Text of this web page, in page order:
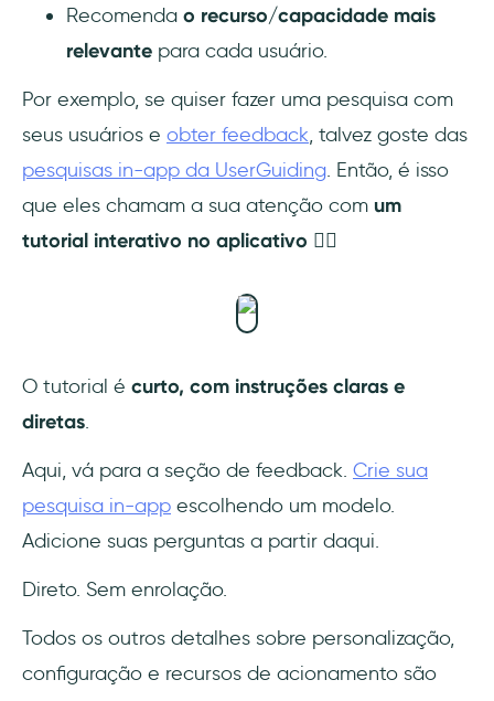
Recomenda o recurso/capacidade mais
relevante para cada usuário.
Por exemplo, se quiser fazer uma pesquisa com
seus usuários e obter feedback, talvez goste das
pesquisas in-app da UserGuiding. Então, é isso
que eles chamam a sua atenção com um
tutorial interativo no aplicativo 👇🏻
O tutorial é curto, com instruções claras e
diretas.
Aqui, vá para a seção de feedback. Crie sua
pesquisa in-app escolhendo um modelo.
Adicione suas perguntas a partir daqui.
Direto. Sem enrolação.
Todos os outros detalhes sobre personalização,
configuração e recursos de acionamento são